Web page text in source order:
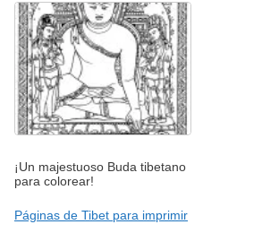
¡Un majestuoso Buda tibetano
para colorear!
Páginas de Tibet para imprimir